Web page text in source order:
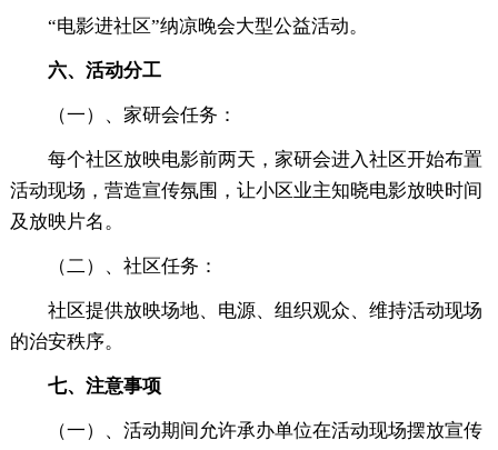
“电影进社区”纳凉晚会大型公益活动。
六、活动分工
（一）、家研会任务：
每个社区放映电影前两天，家研会进入社区开始布置
活动现场，营造宣传氛围，让小区业主知晓电影放映时间
及放映片名。
（二）、社区任务：
社区提供放映场地、电源、组织观众、维持活动现场
的治安秩序。
七、注意事项
（一）、活动期间允许承办单位在活动现场摆放宣传